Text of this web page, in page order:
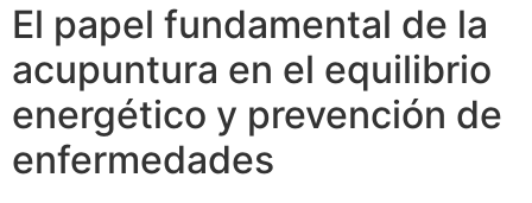
El papel fundamental de la
acupuntura en el equilibrio
energético y prevención de
enfermedades